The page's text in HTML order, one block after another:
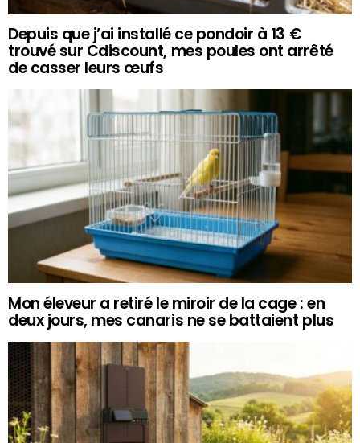
Depuis que j’ai installé ce pondoir à 13 €
trouvé sur Cdiscount, mes poules ont arrêté
de casser leurs œufs
Mon éleveur a retiré le miroir de la cage : en
deux jours, mes canaris ne se battaient plus